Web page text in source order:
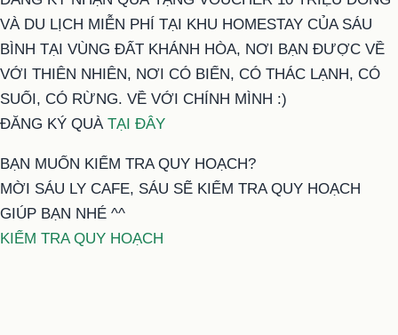
VÀ DU LỊCH MIỄN PHÍ TẠI KHU HOMESTAY CỦA SÁU
BÌNH TẠI VÙNG ĐẤT KHÁNH HÒA, NƠI BẠN ĐƯỢC VỀ
VỚI THIÊN NHIÊN, NƠI CÓ BIỂN, CÓ THÁC LẠNH, CÓ
SUỐI, CÓ RỪNG. VỀ VỚI CHÍNH MÌNH :)
ĐĂNG KÝ QUÀ TẠI ĐÂY
BẠN MUỐN KIỂM TRA QUY HOẠCH?
MỜI SÁU LY CAFE, SÁU SẼ KIỂM TRA QUY HOẠCH
GIÚP BẠN NHÉ ^^
KIỂM TRA QUY HOẠCH